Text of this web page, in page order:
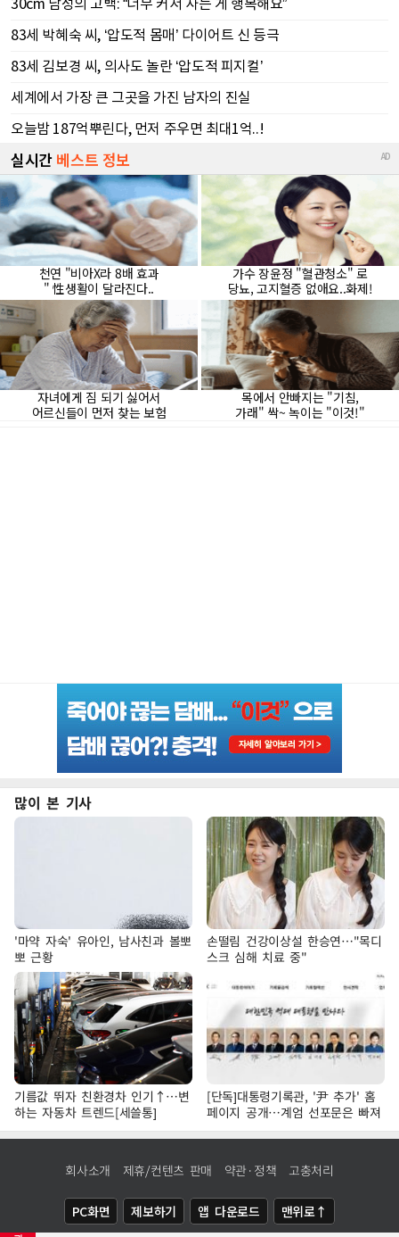
많이 본 기사
'마약 자숙' 유아인, 남사친과 볼뽀
뽀 근황
손떨림 건강이상설 한승연…"목디
스크 심해 치료 중"
기름값 뛰자 친환경차 인기↑…변
하는 자동차 트렌드[세쓸통]
[단독]대통령기록관, '尹 추가' 홈
페이지 공개…계엄 선포문은 빠져
회사소개 제휴/컨텐츠 판매 약관·정책 고충처리
PC화면 제보하기 앱 다운로드 맨위로↑